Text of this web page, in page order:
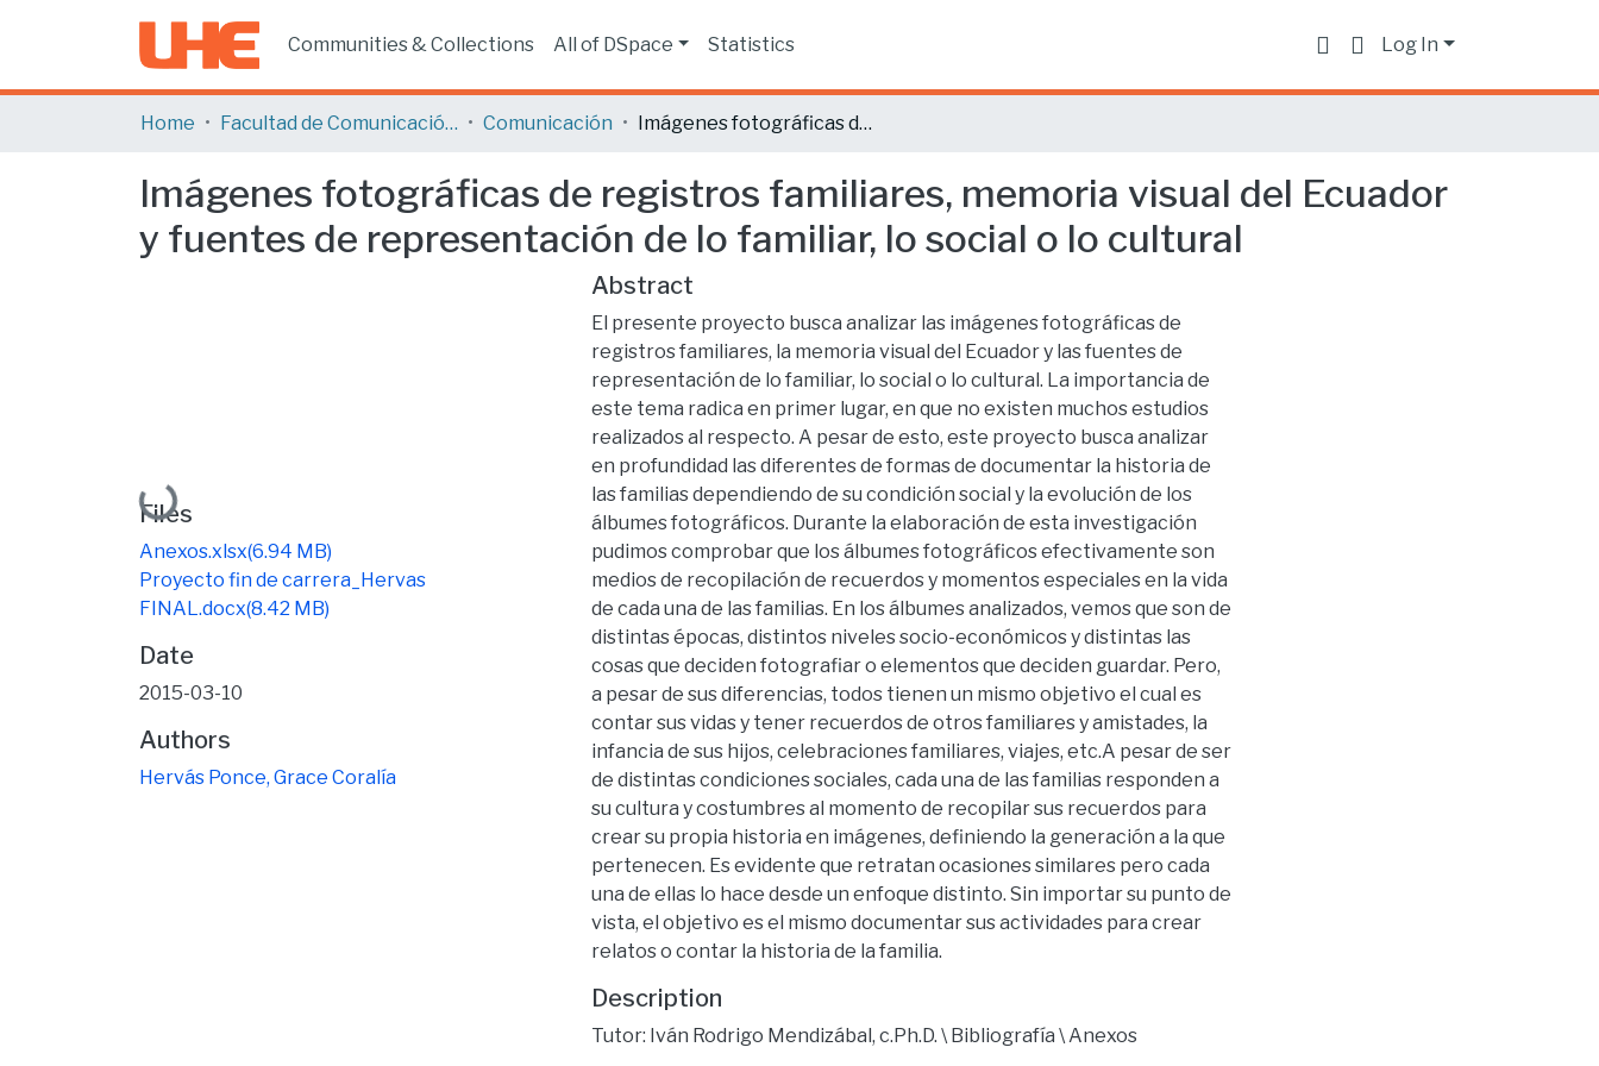
Communities & Collections All of DSpace Statistics Log In
Home Facultad de Comunicación y Tecnologías de la Información Comunicación Imágenes fotográficas de registros familiares, memoria visual del Ecuador y fuentes de representación de lo familiar, lo social o lo cultural
Imágenes fotográficas de registros familiares, memoria visual del Ecuador
y fuentes de representación de lo familiar, lo social o lo cultural
Loading...
Files
Anexos.xlsx(6.94 MB)
Proyecto fin de carrera_Hervas
FINAL.docx(8.42 MB)
Date
2015-03-10
Authors
Hervás Ponce, Grace Coralía
Abstract
El presente proyecto busca analizar las imágenes fotográficas de
registros familiares, la memoria visual del Ecuador y las fuentes de
representación de lo familiar, lo social o lo cultural. La importancia de
este tema radica en primer lugar, en que no existen muchos estudios
realizados al respecto. A pesar de esto, este proyecto busca analizar
en profundidad las diferentes de formas de documentar la historia de
las familias dependiendo de su condición social y la evolución de los
álbumes fotográficos. Durante la elaboración de esta investigación
pudimos comprobar que los álbumes fotográficos efectivamente son
medios de recopilación de recuerdos y momentos especiales en la vida
de cada una de las familias. En los álbumes analizados, vemos que son de
distintas épocas, distintos niveles socio-económicos y distintas las
cosas que deciden fotografiar o elementos que deciden guardar. Pero,
a pesar de sus diferencias, todos tienen un mismo objetivo el cual es
contar sus vidas y tener recuerdos de otros familiares y amistades, la
infancia de sus hijos, celebraciones familiares, viajes, etc.A pesar de ser
de distintas condiciones sociales, cada una de las familias responden a
su cultura y costumbres al momento de recopilar sus recuerdos para
crear su propia historia en imágenes, definiendo la generación a la que
pertenecen. Es evidente que retratan ocasiones similares pero cada
una de ellas lo hace desde un enfoque distinto. Sin importar su punto de
vista, el objetivo es el mismo documentar sus actividades para crear
relatos o contar la historia de la familia.
Description
Tutor: Iván Rodrigo Mendizábal, c.Ph.D. \ Bibliografía \ Anexos